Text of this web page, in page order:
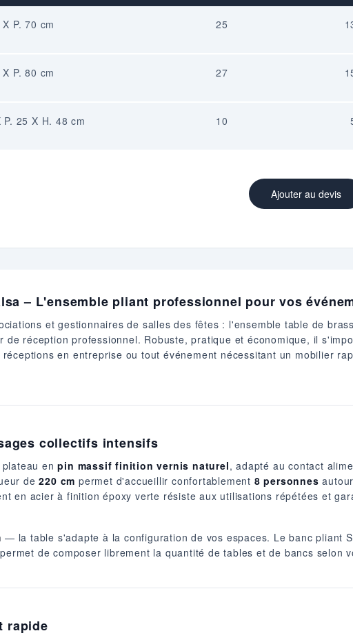
P. 70 cm 25
P. 80 cm 27
25 X H. 48 cm 10
Ajouter au devis
– L'ensemble pliant professionnel pour vos
et gestionnaires de salles des fêtes : l'ensemble table de
réception professionnel. Robuste, pratique et économique, il
en entreprise ou tout événement nécessitant un mobilier
collectifs intensifs
plateau enpin massif finition vernis naturel, adapté au contact
de220 cm permet d'accueillir confortablement 8 personnes
en acier à finition époxy verte résiste aux utilisations répétées et
— la table s'adapte à la configuration de vos espaces. Le banc pliant
de composer librement la quantité de tables et de bancs selon
rapide